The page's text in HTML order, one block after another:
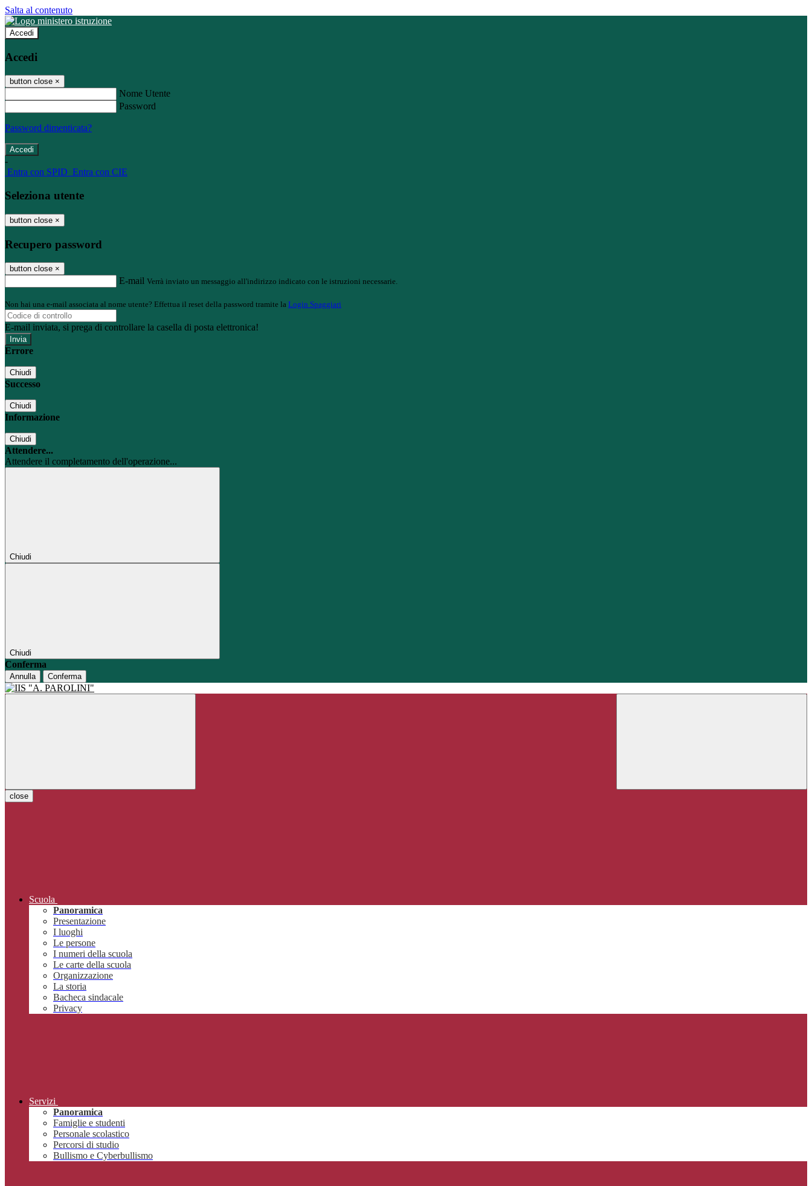
Salta al contenuto
Accedi
Accedi
button close ×
Nome Utente
Password
Password dimenticata?
-
Entra con SPID Entra con CIE
Seleziona utente
button close ×
Recupero password
button close ×
E-mail Verrà inviato un messaggio all'indirizzo indicato con le istruzioni necessarie.
Non hai una e-mail associata al nome utente? Effettua il reset della password tramite la Login Spaggiari
E-mail inviata, si prega di controllare la casella di posta elettronica!
Errore
Chiudi
Successo
Chiudi
Informazione
Chiudi
Attendere...
Attendere il completamento dell'operazione...
Chiudi
Chiudi
Conferma
Annulla Conferma
close
Scuola
Panoramica
Presentazione
I luoghi
Le persone
I numeri della scuola
Le carte della scuola
Organizzazione
La storia
Bacheca sindacale
Privacy
Servizi
Panoramica
Famiglie e studenti
Personale scolastico
Percorsi di studio
Bullismo e Cyberbullismo